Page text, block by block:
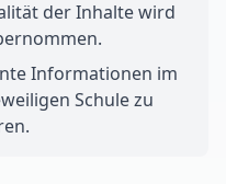
der Inhalte wird
Informationen im
Schule zu